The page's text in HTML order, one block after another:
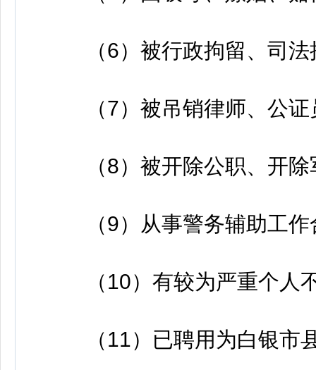
（6）被行政拘留、司法
（7）被吊销律师、公证
（8）被开除公职、开除
（9）从事警务辅助工作
（10）有较为严重个人
（11）已聘用为白银市